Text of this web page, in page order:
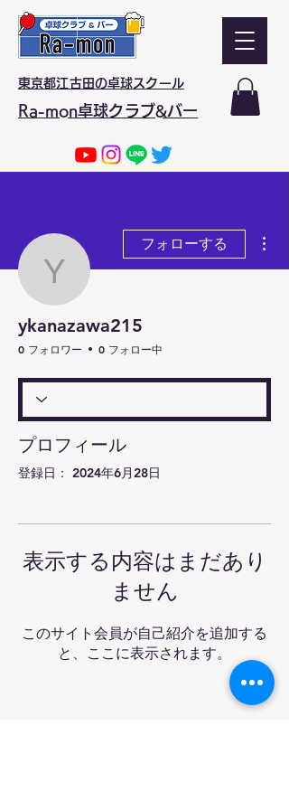
東京都江古田の卓球スクール
Ra-mon卓球クラブ&バー
ykanazawa215
フォローする
ykanazawa215
0 フォロワー 0 フォロー中
プロフィール
登録日： 2024年6月28日
表示する内容はまだあり
ません
このサイト会員が自己紹介を追加する
と、ここに表示されます。